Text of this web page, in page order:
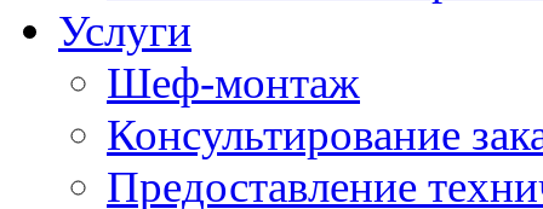
Услуги
Шеф-монтаж
Консультирование
Предоставление